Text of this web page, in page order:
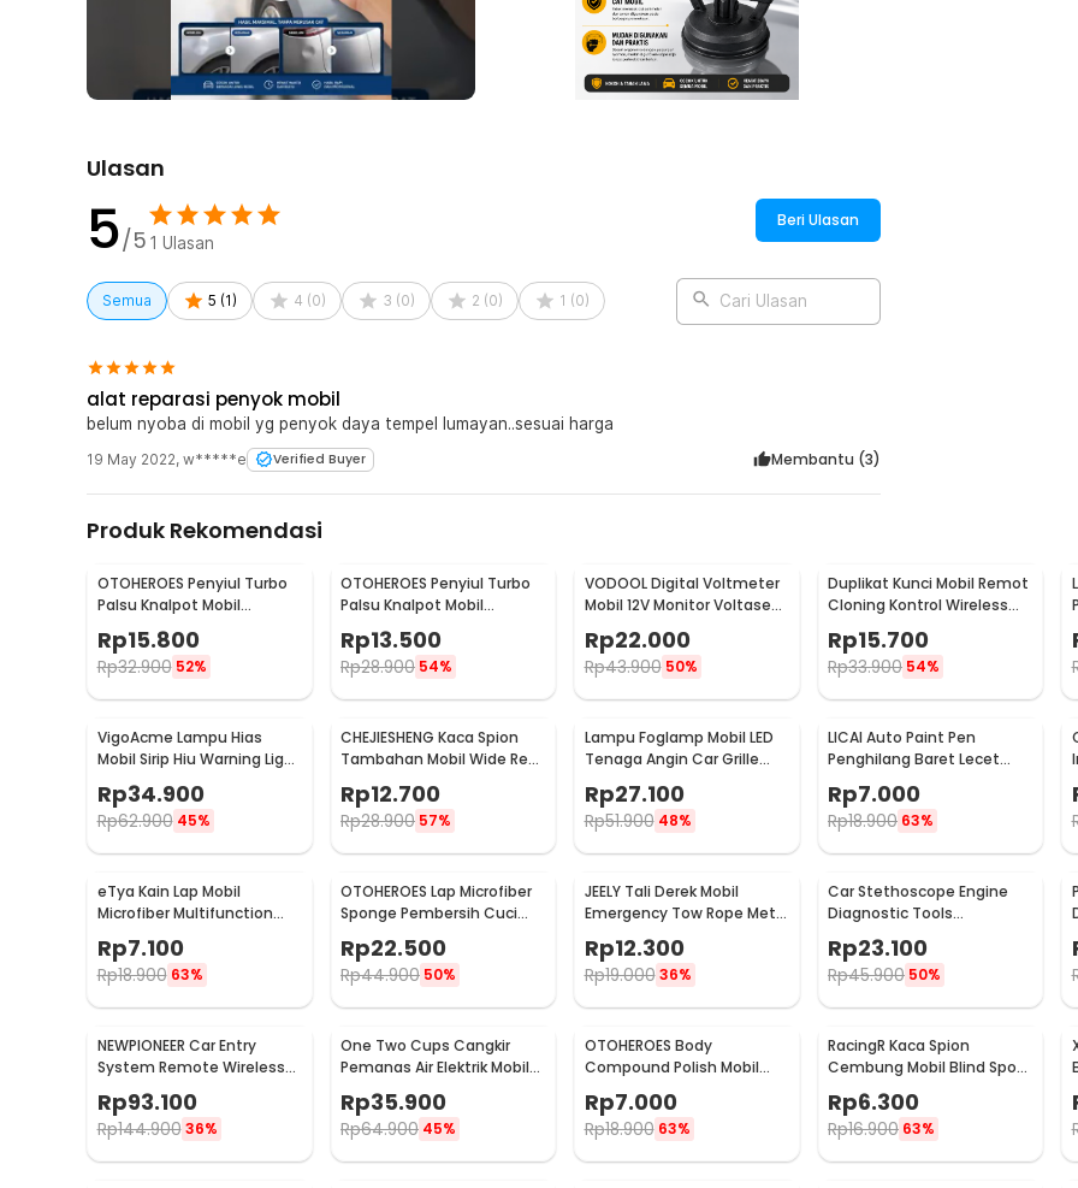
Mudah Digunakan
Tak perlu repot membawa mobil ke bengkel atau memanggil mekanik profesional karena hand
puller bisa langsung digunakan tanpa aksesori tambahan. Cukup tempelkan alat ini pada bagian
yang penyok dan Anda dapat menariknya hingga penyok kembali normal. Sangat praktis dan
Hand puller dari OTOHEROES dibuat menggunakan material plastik tebal sehingga tidak mudah
patah atau rusak saat digunakan. Bagian suction cupnya juga terbuat dari bahan karet fleksibel
yang membuat Anda dapat memakai alat ini dalam waktu yang lama.
Kelengkapan Produk
Rincian yang Anda dapatkan untuk pembelian produk ini:
Ulasan
5/5 1 Ulasan
Beri Ulasan
Semua 5 (1 ) 4 (0) 3 (0) 2 (0) 1 (0) Cari Ulasan
alat reparasi penyok mobil
belum nyoba di mobil yg penyok daya tempel lumayan..sesuai harga
19 May 2022, w*****e Verified Buyer Membantu (3)
Produk Rekomendasi
OTOHEROES Penyiul Turbo
Palsu Knalpot Mobil
Whistler 1000-2400cc L -
TUR007
Rp15.800
Rp32.900 52%
OTOHEROES Penyiul Turbo
Palsu Knalpot Mobil
Whistler 1000-1800cc M 1.6-
2.0 - TUR007
Rp13.500
Rp28.900 54%
VODOOL Digital Voltmeter
Mobil 12V Monitor Voltase
Baterai LED Display - QY836
Rp22.000
Rp43.900 50%
Duplikat Kunci Mobil Remot
Cloning Kontrol Wireless
433.92MHz 1 PCS - WE32
Rp15.700
Rp33.900 54%
VigoAcme Lampu Hias
Mobil Sirip Hiu Warning Light
Solar Energy 8 LED - FZWJSD
Rp34.900
Rp62.900 45%
CHEJIESHENG Kaca Spion
Tambahan Mobil Wide Rear
View Anti Blind Spot - SY-
080
Rp12.700
Rp28.900 57%
Lampu Foglamp Mobil LED
Tenaga Angin Car Grille
Light Wind Power 2 PCS -
XY044
Rp27.100
Rp51.900 48%
LICAI Auto Paint Pen
Penghilang Baret Lecet
Mobil Scratch Removal 12ml
Rp7.000
Rp18.900 63%
eTya Kain Lap Mobil
Microfiber Multifunction
Cleaning Cloth 30x39cm -
H-10
Rp7.100
Rp18.900 63%
OTOHEROES Lap Microfiber
Sponge Pembersih Cuci
Mobil Motor - TP266
Rp22.500
Rp44.900 50%
JEELY Tali Derek Mobil
Emergency Tow Rope Metal
Buckle U-Type 2.7M - JL30
Rp12.300
Rp19.000 36%
Car Stethoscope Engine
Diagnostic Tools
Stetoskop Mesin Mobil -
W80582
Rp23.100
Rp45.900 50%
NEWPIONEER Car Entry
System Remote Wireless
12V Door Lock Mobil - CK18
Rp93.100
Rp144.900 36%
One Two Cups Cangkir
Pemanas Air Elektrik Mobil
Travel Mug 450ml - NJ88
Rp35.900
Rp64.900 45%
OTOHEROES Body
Compound Polish Mobil
Penghilang Goresan 15g
with Spons - YYC-508
Rp7.000
Rp18.900 63%
RacingR Kaca Spion
Cembung Mobil Blind Spot
Wide Angle 50mm 2 Pcs -
J0027
Rp6.300
Rp16.900 63%